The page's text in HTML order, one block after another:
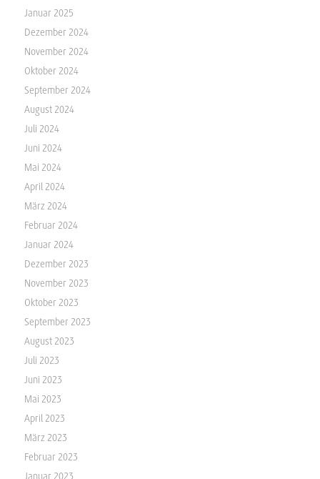
Januar 2025
Dezember 2024
November 2024
Oktober 2024
September 2024
August 2024
Juli 2024
Juni 2024
Mai 2024
April 2024
März 2024
Februar 2024
Januar 2024
Dezember 2023
November 2023
Oktober 2023
September 2023
August 2023
Juli 2023
Juni 2023
Mai 2023
April 2023
März 2023
Februar 2023
Januar 2023